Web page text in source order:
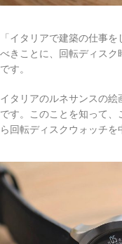
「イタリアで建築の仕事
べきことに、回転ディス
です。
イタリアのルネサンスの
です。このことを知って
ら回転ディスクウォッチを